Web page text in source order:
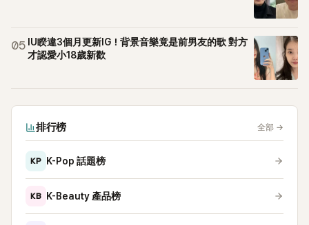
05 IU睽違3個月更新IG！背景音樂竟是前男友的歌 對方
才認愛小18歲新歡
排行榜 全部 →
KP K-Pop 話題榜
KB K-Beauty 產品榜